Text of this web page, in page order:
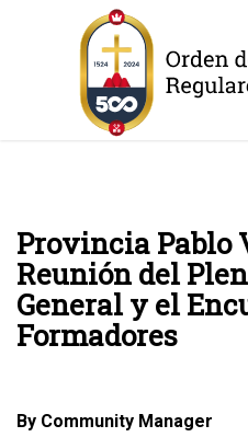
Provincia Pablo
Reunión del
General y el
Formadores
By Community Manager